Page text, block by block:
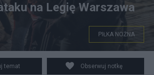
na Legię Warszawa
PIŁKA NOŻNA
temat Obserwuj notkę